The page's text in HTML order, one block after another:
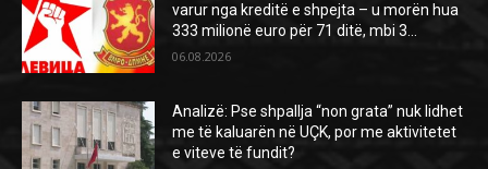
varur nga kreditë e shpejta – u morën hua
333 milionë euro për 71 ditë, mbi 3...
06.08.2026
Analizë: Pse shpallja “non grata” nuk lidhet
me të kaluarën në UÇK, por me aktivitetet
e viteve të fundit?